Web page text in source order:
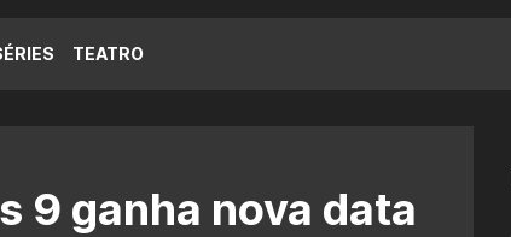
TEATRO
9 ganha nova data